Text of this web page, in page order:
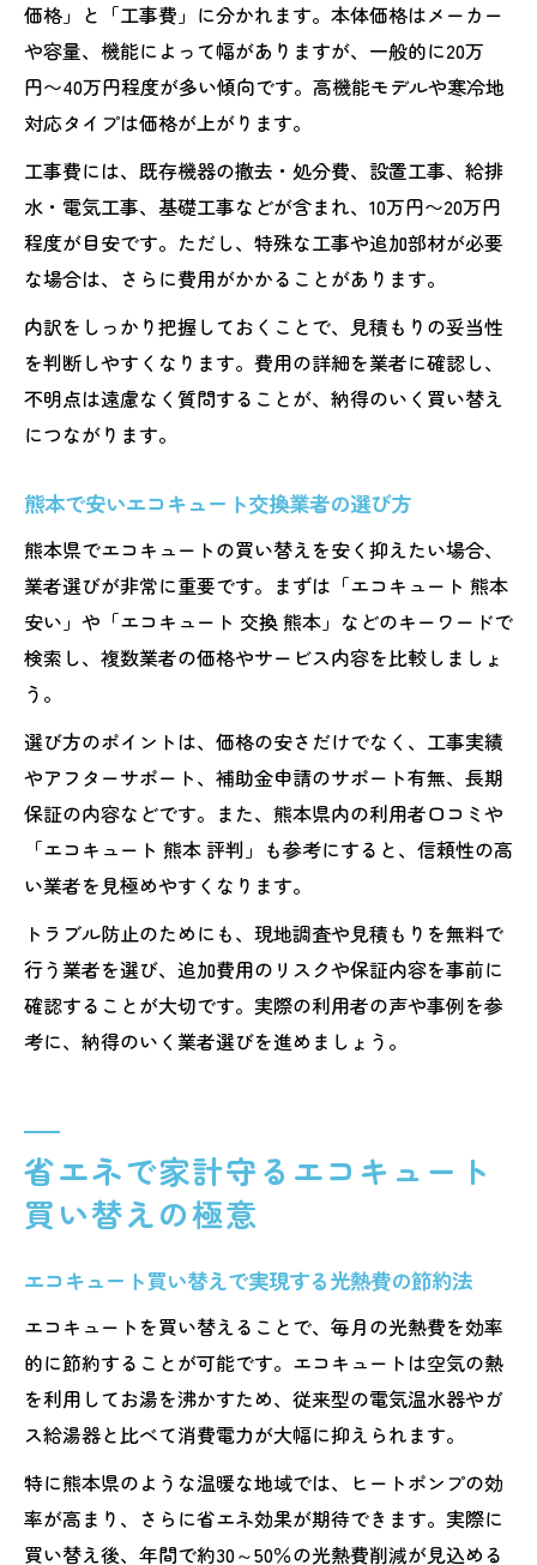
価格」と「工事費」に分かれます。本体価格はメーカー
や容量、機能によって幅がありますが、一般的に20万
円〜40万円程度が多い傾向です。高機能モデルや寒冷地
対応タイプは価格が上がります。
工事費には、既存機器の撤去・処分費、設置工事、給排
水・電気工事、基礎工事などが含まれ、10万円〜20万円
程度が目安です。ただし、特殊な工事や追加部材が必要
な場合は、さらに費用がかかることがあります。
内訳をしっかり把握しておくことで、見積もりの妥当性
を判断しやすくなります。費用の詳細を業者に確認し、
不明点は遠慮なく質問することが、納得のいく買い替え
につながります。
熊本で安いエコキュート交換業者の選び方
熊本県でエコキュートの買い替えを安く抑えたい場合、
業者選びが非常に重要です。まずは「エコキュート 熊本
安い」や「エコキュート 交換 熊本」などのキーワードで
検索し、複数業者の価格やサービス内容を比較しましょ
う。
選び方のポイントは、価格の安さだけでなく、工事実績
やアフターサポート、補助金申請のサポート有無、長期
保証の内容などです。また、熊本県内の利用者口コミや
「エコキュート 熊本 評判」も参考にすると、信頼性の高
い業者を見極めやすくなります。
トラブル防止のためにも、現地調査や見積もりを無料で
行う業者を選び、追加費用のリスクや保証内容を事前に
確認することが大切です。実際の利用者の声や事例を参
考に、納得のいく業者選びを進めましょう。
省エネで家計守るエコキュート
買い替えの極意
エコキュート買い替えで実現する光熱費の節約法
エコキュートを買い替えることで、毎月の光熱費を効率
的に節約することが可能です。エコキュートは空気の熱
を利用してお湯を沸かすため、従来型の電気温水器やガ
ス給湯器と比べて消費電力が大幅に抑えられます。
特に熊本県のような温暖な地域では、ヒートポンプの効
率が高まり、さらに省エネ効果が期待できます。実際に
買い替え後、年間で約30～50％の光熱費削減が見込める